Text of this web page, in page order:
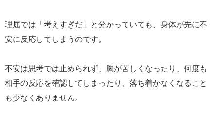
理屈では「考えすぎだ」と分かっていても、身体が先に不
安に反応してしまうのです。
不安は思考では止められず、胸が苦しくなったり、何度も
相手の反応を確認してしまったり、落ち着かなくなること
も少なくありません。